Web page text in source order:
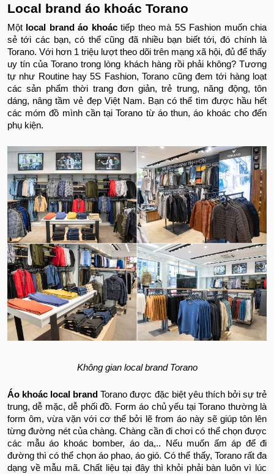
Local brand áo khoác Torano
Một local brand áo khoáctiếp theo mà 5S Fashion muốn chia
sẻ tới các bạn, có thể cũng đã nhiều bạn biết tới, đó chính là
Torano. Với hơn 1 triệu lượt theo dõi trên mạng xã hội, đủ để thấy
uy tín của Torano trong lòng khách hàng rồi phải không? Tương
tự như Routine hay 5S Fashion, Torano cũng đem tới hàng loạt
các sản phẩm thời trang đơn giản, trẻ trung, năng động, tôn
dáng, nâng tầm vẻ đẹp Việt Nam. Bạn có thể tìm được hầu hết
các móm đồ mình cần tại Torano từ áo thun, áo khoác cho đến
phụ kiện.
Không gian local brand Torano
Áo khoác local brand Torano được đặc biệt yêu thích bởi sự trẻ
trung, dễ mặc, dễ phối đồ. Form áo chủ yếu tại Torano thường là
form ôm, vừa vặn với cơ thể bởi lẽ from áo này sẽ giúp tôn lên
từng đường nét của chàng. Chàng cần đi chơi có thể chọn được
các mẫu áo khoác bomber, áo da,.. Nếu muốn ấm áp để đi
đường thì có thể chọn áo phao, áo gió. Có thể thấy, Torano rất đa
dạng về mẫu mã. Chất liệu tại đây thì khỏi phải bàn luôn vì lúc